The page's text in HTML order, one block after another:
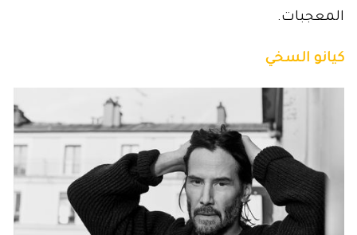
المعجبات.
كيانو السخي